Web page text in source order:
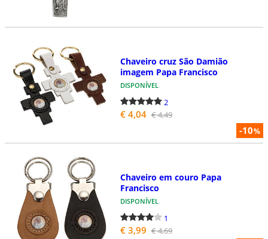
-10%
Chaveiro cruz São Damião
imagem Papa Francisco
DISPONÍVEL
2
€ 4,04 € 4,49
Chaveiro em couro Papa
Francisco
DISPONÍVEL
1
€ 3,99 € 4,69